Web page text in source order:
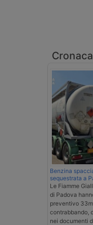
Cronaca
Benzina
sequestrata a
Le Fiamme
di Padova
preventivo
contrabbando,
nei documenti